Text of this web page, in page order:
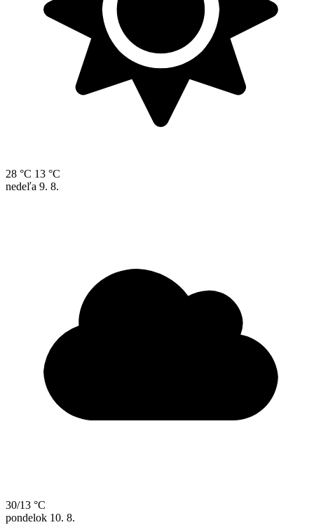
28 °C 13 °C
nedeľa 9. 8.
30/13 °C
pondelok 10. 8.